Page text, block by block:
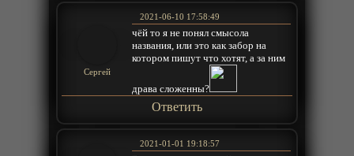
Сергей
2021-06-10 17:58:49
чёй то я не понял смысола
названия, или это как забор на
котором пишут что хотят, а за ним
драва сложенны?
Ответить
2021-01-01 19:18:57